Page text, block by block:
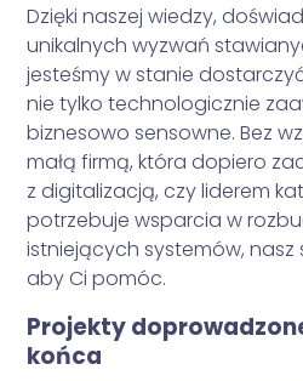
Dzięki naszej wiedzy,
unikalnych wyzwań
jesteśmy w stanie
nie tylko technologicznie
biznesowo sensowne. Bez
małą firmą, która dopiero
z digitalizacją, czy liderem
potrzebuje wsparcia w
istniejących systemów,
aby Ci pomóc.
Projekty
końca